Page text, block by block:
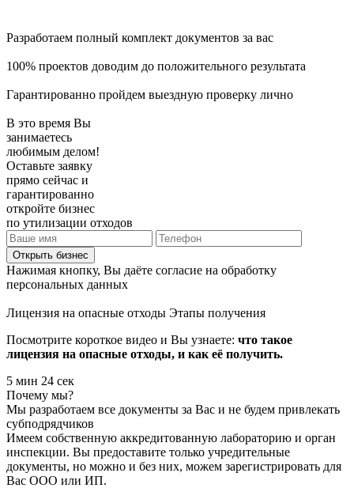
Разработаем полный комплект документов за вас
100% проектов доводим до положительного результата
Гарантированно пройдем выездную проверку лично
В это время Вы
занимаетесь
любимым делом!
Оставьте заявку
прямо сейчас и
гарантированно
откройте бизнес
по утилизации отходов
Открыть бизнес
Нажимая кнопку, Вы даёте согласие на обработку
персональных данных
Лицензия на опасные отходы Этапы получения
Посмотрите короткое видео и Вы узнаете: что такое
лицензия на опасные отходы, и как её получить.
5 мин 24 сек
Почему мы?
Мы разработаем все документы за Вас и не будем привлекать
субподрядчиков
Имеем собственную аккредитованную лабораторию и орган
инспекции. Вы предоставите только учредительные
документы, но можно и без них, можем зарегистрировать для
Вас ООО или ИП.